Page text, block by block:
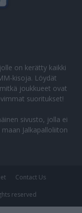
on kerätty kaikki
kisoja. Löydät
joukkueet ovat
suoritukset!
sivusto, jolla ei
Jalkapalloliiton
Contact Us
reserved